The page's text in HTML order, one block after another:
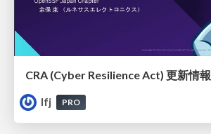
CRA (Cyber Resilience Act)​ 更新情報
lfj
PRO